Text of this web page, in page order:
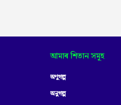
আমাৰ শিতান সমূহ
অণুগল্প
অনুগল্প